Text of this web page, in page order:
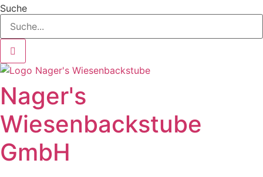
Zum
Inhalt
springen
Suche
Nager's
Wiesenbackstube
GmbH